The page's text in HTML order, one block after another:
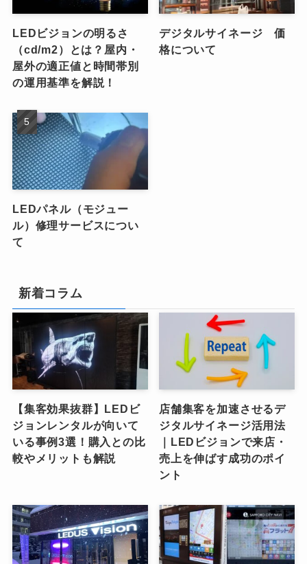
LEDビジョンの明るさ
（cd/m2）とは？屋内・
屋外の適正値と時間帯別
の運用基準を解説！
デジタルサイネージ 価
格について
LEDパネル（モジュー
ル）修理サービスについ
て
新着コラム
【集客効果抜群】LEDビ
ジョンレンタルが向いて
いる事例3選！購入との比
較やメリットも解説
店舗集客を加速させるデ
ジタルサイネージ活用法
｜LEDビジョンで来店・
売上を伸ばす成功のポイ
ント